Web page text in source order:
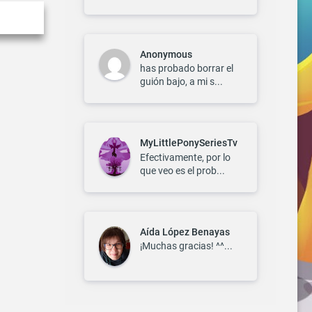
Anonymous
has probado borrar el
guión bajo, a mi s...
MyLittlePonySeriesTv
Efectivamente, por lo
que veo es el prob...
Aída López Benayas
¡Muchas gracias! ^^...